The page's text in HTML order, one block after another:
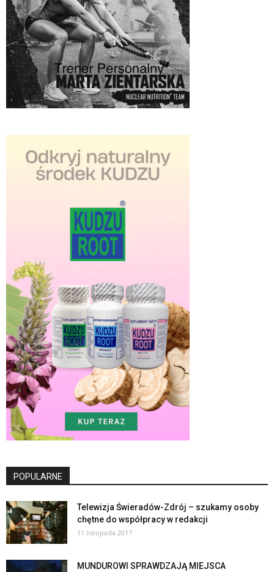
POPULARNE
Telewizja Świeradów-Zdrój – szukamy osoby
chętne do współpracy w redakcji
11 listopada 2017
MUNDUROWI SPRAWDZAJĄ MIEJSCA